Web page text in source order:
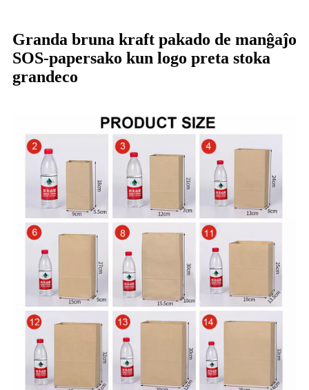
Granda bruna kraft pakado de manĝaĵo
SOS-papersako kun logo preta stoka
grandeco